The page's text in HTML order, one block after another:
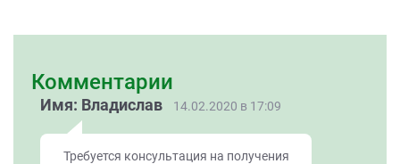
Комментарии
Имя: Владислав 14.02.2020 в 17:09
Требуется консультация на получения